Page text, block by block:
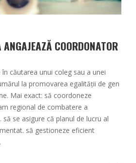
COORDONATOR
căutarea unui coleg sau a unei
la promovarea egalității de gen
Mai exact: să coordoneze
regional de combatere a
se asigure că planul de lucru al
să gestioneze eficient